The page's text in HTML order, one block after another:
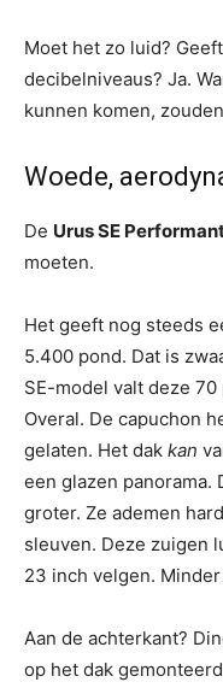
Moet het zo luid?
decibelniveaus? Ja.
kunnen komen,
Woede,
De Urus SE
moeten.
Het geeft nog steeds
5.400 pond. Dat is
SE-model valt deze
Overal. De capuchon
gelaten. Het dak kan
een glazen panorama.
groter. Ze ademen
sleuven. Deze zuigen
23 inch velgen.
Aan de achterkant?
op het dak